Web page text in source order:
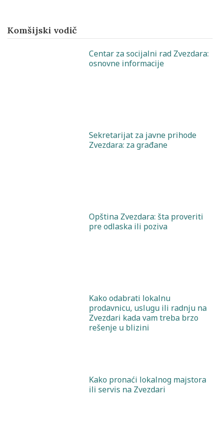
Komšijski vodič
Centar za socijalni rad Zvezdara:
osnovne informacije
Sekretarijat za javne prihode
Zvezdara: za građane
Opština Zvezdara: šta proveriti
pre odlaska ili poziva
Kako odabrati lokalnu
prodavnicu, uslugu ili radnju na
Zvezdari kada vam treba brzo
rešenje u blizini
Kako pronaći lokalnog majstora
ili servis na Zvezdari